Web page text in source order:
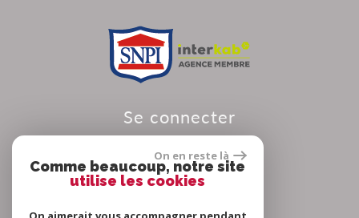
se connecter
On en reste là
Comme beaucoup, notre site
utilise les cookies